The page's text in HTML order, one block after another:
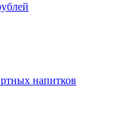
напитков